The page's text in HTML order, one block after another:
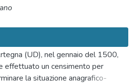
(UD), nel gennaio del 1500,
effettuato un censimento per
la situazione anagrafico-